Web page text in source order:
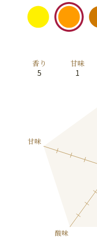
香り
5
甘味
1